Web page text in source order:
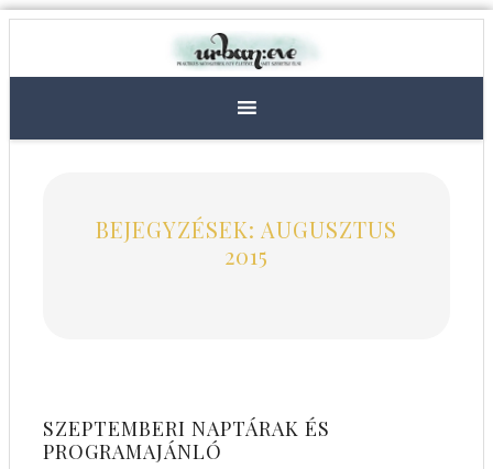
BEJEGYZÉSEK: AUGUSZTUS
2015
SZEPTEMBERI NAPTÁRAK ÉS
PROGRAMAJÁNLÓ